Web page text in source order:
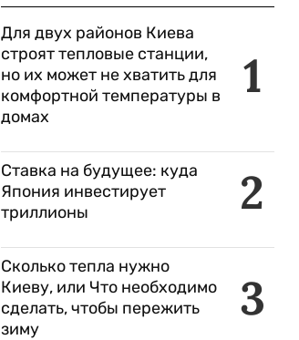
1
Для двух районов Киева
строят тепловые станции,
но их может не хватить для
комфортной температуры в
домах
2
Ставка на будущее: куда
Япония инвестирует
триллионы
3
Сколько тепла нужно
Киеву, или Что необходимо
сделать, чтобы пережить
зиму